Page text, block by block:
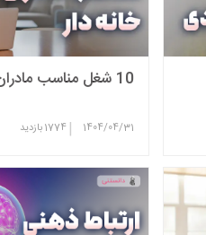
10 شغل مناسب مادران خانه‌دار
1404/04/31
|
1774بازدید